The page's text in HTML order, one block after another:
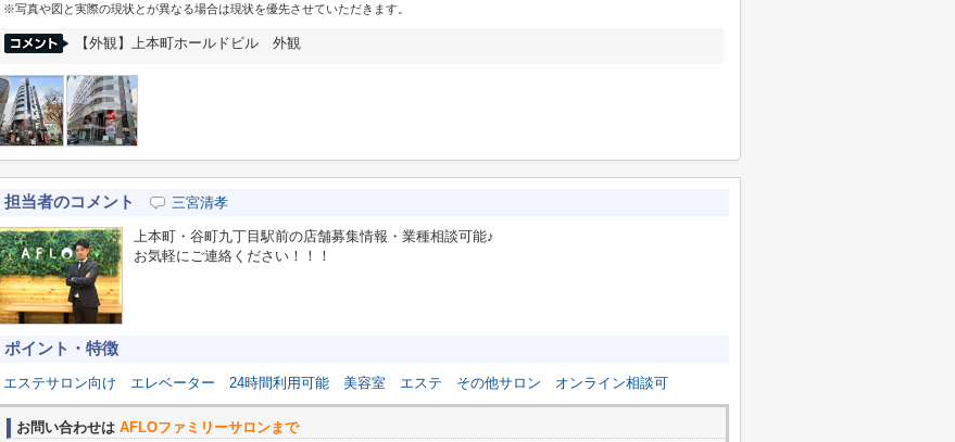
※写真や図と実際の現状とが異なる場合は現状を優先させていただきます。
【外観】上本町ホールドビル 外観
担当者のコメント 三宮清孝
上本町・谷町九丁目駅前の店舗募集情報・業種相談可能♪
お気軽にご連絡ください！！！
ポイント・特徴
エステサロン向け エレベーター 24時間利用可能 美容室 エステ その他サロン オンライン相談可
お問い合わせは AFLOファミリーサロンまで